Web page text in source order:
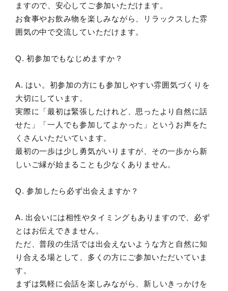
ますので、安心してご参加いただけます。
お食事やお飲み物を楽しみながら、リラックスした雰
囲気の中で交流していただけます。
Q. 初参加でもなじめますか？
A. はい。初参加の方にも参加しやすい雰囲気づくりを
大切にしています。
実際に「最初は緊張したけれど、思ったより自然に話
せた」「一人でも参加してよかった」というお声をた
くさんいただいています。
最初の一歩は少し勇気がいりますが、その一歩から新
しいご縁が始まることも少なくありません。
Q. 参加したら必ず出会えますか？
A. 出会いには相性やタイミングもありますので、必ず
とはお伝えできません。
ただ、普段の生活では出会えないような方と自然に知
り合える場として、多くの方にご参加いただいていま
す。
まずは気軽に会話を楽しみながら、新しいきっかけを